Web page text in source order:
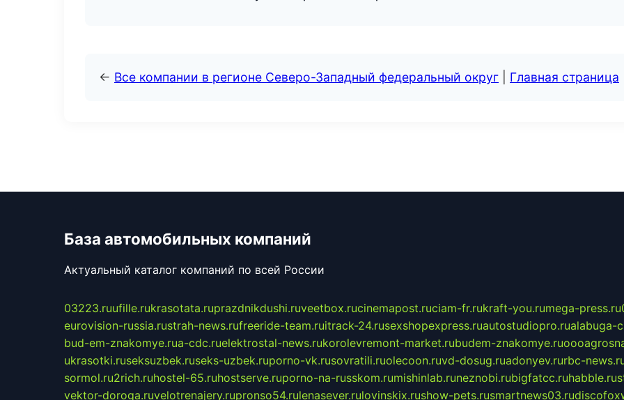
← Все компании в регионе Северо-Западный федеральный округ Главная страница
База автомобильных компаний
Актуальный каталог компаний по всей России
03223.ruufille.rukrasotata.ruprazdnikdushi.ruveetbox.rucinemapost.ruciam-fr.rukraft-you.rumega-press.ru
eurovision-russia.rustrah-news.rufreeride-team.ruitrack-24.rusexshopexpress.ruautostudiopro.rualabuga-
bud-em-znakomye.rua-cdc.ruelektrostal-news.rukorolevremont-market.rubudem-znakomye.ru
ukrasotki.ruseksuzbek.ruseks-uzbek.ruporno-vk.rusovratili.ruolecoon.ruvd-dosug.ruadonyev.rurbc-
sormol.ru2rich.ruhostel-65.ruhostserve.ruporno-na-russkom.rumishinlab.runeznobi.rubigfatcc.ruhabble.ru
vektor-doroga.ruvelotrenajery.rupronso54.rulenasever.rulovinskix.rushow-pets.rusmartnews03.ru